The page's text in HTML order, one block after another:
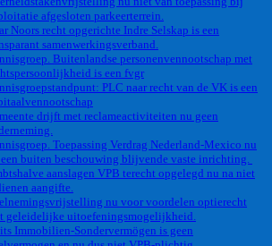
afgesloten parkeerterrein.
Noors recht opgerichte Indre Selskap is een
samenwerkingsverband.
Buitenlandse personenvennootschap met
is een fvgr
PLC naar recht van de VK is een
drijft met reclameactiviteiten nu geen
Toepassing Verdrag Nederland-Mexico nu
buiten beschouwing blijvende vaste inrichting.
aanslagen VPB terecht opgelegd nu na niet
aangifte.
nu voor voordelen optierecht
geleidelijke uitoefeningsmogelijkheid.
Immobilien-Sondervermögen is geen